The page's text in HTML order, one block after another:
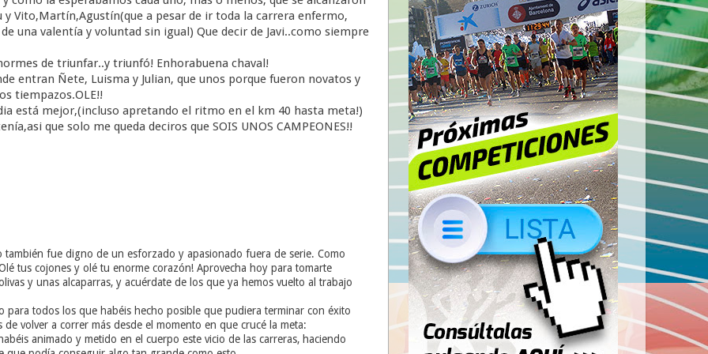
Vito,Martín,Agustín(que a pesar de ir toda la carrera enfermo,
una valentía y voluntad sin igual) Que decir de Javi..como siempre
de triunfar..y triunfó! Enhorabuena chaval!
entran Ñete, Luisma y Julian, que unos porque fueron novatos y
tiempazos.OLE!!
está mejor,(incluso apretando el ritmo en el km 40 hasta meta!)
que solo me queda deciros que SOIS UNOS CAMPEONES!!
fue digno de un esforzado y apasionado fuera de serie. Como
tus cojones y olé tu enorme corazón! Aprovecha hoy para tomarte
y unas alcaparras, y acuérdate de los que ya hemos vuelto al trabajo
todos los que habéis hecho posible que pudiera terminar con éxito
volver a correr más desde el momento en que crucé la meta:
animado y metido en el cuerpo este vicio de las carreras, haciendo